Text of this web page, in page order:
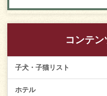
コンテ
子犬・子猫リスト
ホテル